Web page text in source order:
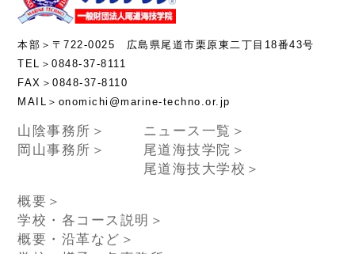
本部＞〒722-0025 広島県尾道市栗原東二丁目18番43号
TEL＞0848-37-8111
FAX＞0848-37-8110
MAIL＞onomichi@marine-techno.or.jp
山陰事務所＞
岡山事務所＞
ニュース一覧＞
尾道海技学院＞
尾道海技大学校＞
概要＞
学校・各コース説明＞
概要・沿革など＞